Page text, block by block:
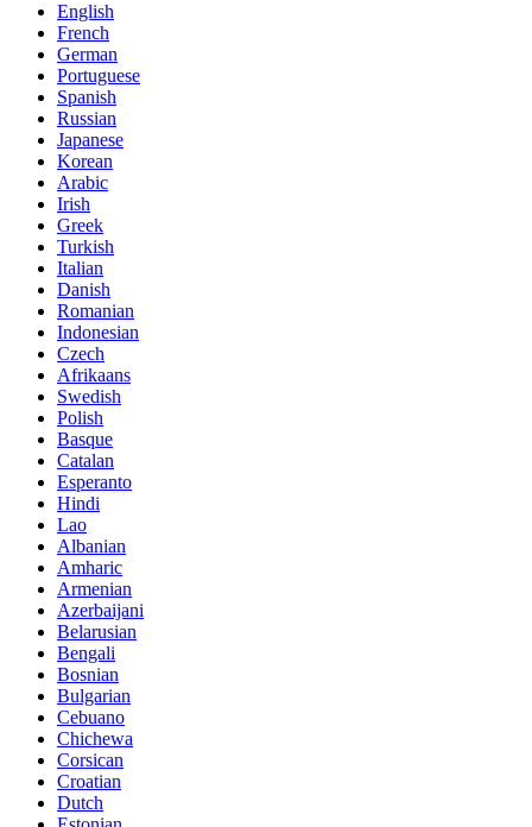
English
French
German
Portuguese
Spanish
Russian
Japanese
Korean
Arabic
Irish
Greek
Turkish
Italian
Danish
Romanian
Indonesian
Czech
Afrikaans
Swedish
Polish
Basque
Catalan
Esperanto
Hindi
Lao
Albanian
Amharic
Armenian
Azerbaijani
Belarusian
Bengali
Bosnian
Bulgarian
Cebuano
Chichewa
Corsican
Croatian
Dutch